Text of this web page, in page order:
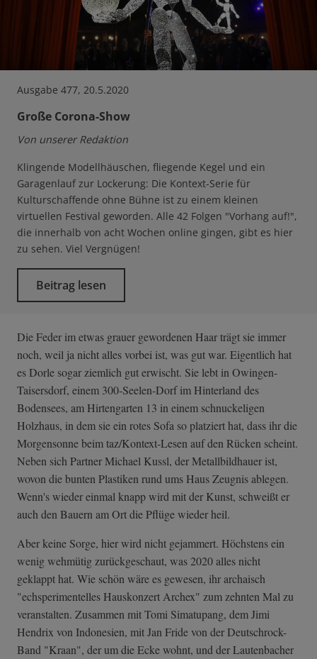
Ausgabe 477, 20.5.2020
Große Corona-Show
Von unserer Redaktion
Klingende Modellhäuschen, fliegende Kegel und ein
Garagenlauf zur Lockerung: Die Kontext-Serie für
Kulturschaffende ohne Bühne ist zu einem kleinen
virtuellen Festival geworden. Alle 42 Folgen "Vorhang auf!",
die innerhalb von acht Wochen online gingen, gibt es hier
zu sehen. Viel Vergnügen!
Beitrag lesen
Die Feder im etwas grauer gewordenen Haar trägt sie immer
noch, weil ja nicht alles vorbei ist, was gut war. Eigentlich hat
es Dorle sogar ziemlich gut erwischt. Sie lebt in Owingen-
Taisersdorf, einem 300-Seelen-Dorf im Hinterland des
Bodensees, am Hirtengarten 13 in einem schnuckeligen
Holzhaus, in dem sie ein rotes Sofa so platziert hat, dass ihr die
Morgensonne beim taz/Kontext-Lesen auf den Rücken scheint.
Neben sich Partner Michael Kussl, der Metallbildhauer ist,
wovon die bunten Plastiken rund ums Haus Zeugnis ablegen.
Wenn's wieder einmal knapp wird mit der Kunst, schweißt er
auch den Bauern am Ort die Pflüge wieder heil.
Aber keine Sorge, hier wird nicht gejammert. Höchstens ein
wenig wehmütig zurückgeschaut, was 2020 alles nicht
geklappt hat. Wie schön wäre es gewesen, ihr archaisch
"echsperimentelles Hauskonzert Archex" zum zehnten Mal zu
veranstalten. Zusammen mit Tomi Simatupang, dem Jimi
Hendrix von Indonesien, mit Jan Fride von der Deutschrock-
Band "Kraan", der um die Ecke wohnt, und der Lautenbacher